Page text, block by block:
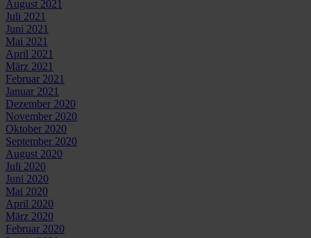
August 2021
Juli 2021
Juni 2021
Mai 2021
April 2021
März 2021
Februar 2021
Januar 2021
Dezember 2020
November 2020
Oktober 2020
September 2020
August 2020
Juli 2020
Juni 2020
Mai 2020
April 2020
März 2020
Februar 2020